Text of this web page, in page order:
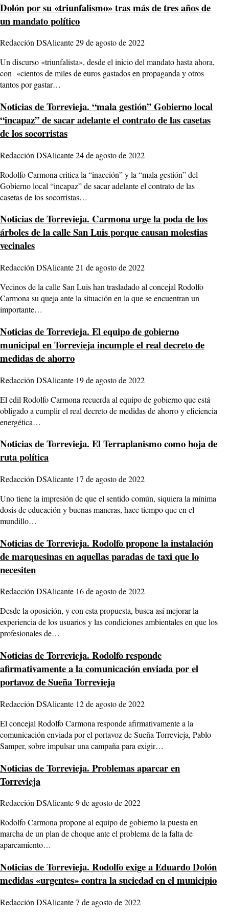
Dolón por su «triunfalismo» tras más de tres años de
un mandato político
Redacción DSAlicante29 de agosto de 2022
Un discurso «triunfalista», desde el inicio del mandato hasta ahora,
con «cientos de miles de euros gastados en propaganda y otros
tantos por gastar…
Noticias de Torrevieja. “mala gestión” Gobierno local
“incapaz” de sacar adelante el contrato de las casetas
de los socorristas
Redacción DSAlicante24 de agosto de 2022
Rodolfo Carmona critica la “inacción” y la “mala gestión” del
Gobierno local “incapaz” de sacar adelante el contrato de las
casetas de los socorristas…
Noticias de Torrevieja. Carmona urge la poda de los
árboles de la calle San Luis porque causan molestias
vecinales
Redacción DSAlicante21 de agosto de 2022
Vecinos de la calle San Luis han trasladado al concejal Rodolfo
Carmona su queja ante la situación en la que se encuentran un
importante…
Noticias de Torrevieja. El equipo de gobierno
municipal en Torrevieja incumple el real decreto de
medidas de ahorro
Redacción DSAlicante 19 de agosto de 2022
El edil Rodolfo Carmona recuerda al equipo de gobierno que está
obligado a cumplir el real decreto de medidas de ahorro y eficiencia
energética…
Noticias de Torrevieja. El Terraplanismo como hoja de
ruta política
Redacción DSAlicante 17 de agosto de 2022
Uno tiene la impresión de que el sentido común, siquiera la mínima
dosis de educación y buenas maneras, hace tiempo que en el
mundillo…
Noticias de Torrevieja. Rodolfo propone la instalación
de marquesinas en aquellas paradas de taxi que lo
necesiten
Redacción DSAlicante 16 de agosto de 2022
Desde la oposición, y con esta propuesta, busca así mejorar la
experiencia de los usuarios y las condiciones ambientales en que los
profesionales de…
Noticias de Torrevieja. Rodolfo responde
afirmativamente a la comunicación enviada por el
portavoz de Sueña Torrevieja
Redacción DSAlicante 12 de agosto de 2022
El concejal Rodolfo Carmona responde afirmativamente a la
comunicación enviada por el portavoz de Sueña Torrevieja, Pablo
Samper, sobre impulsar una campaña para exigir…
Noticias de Torrevieja. Problemas aparcar en
Torrevieja
Redacción DSAlicante9 de agosto de 2022
Rodolfo Carmona propone al equipo de gobierno la puesta en
marcha de un plan de choque ante el problema de la falta de
aparcamiento…
Noticias de Torrevieja. Rodolfo exige a Eduardo Dolón
medidas «urgentes» contra la suciedad en el municipio
Redacción DSAlicante7 de agosto de 2022